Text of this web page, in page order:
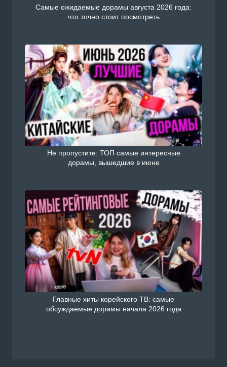
Самые ожидаемые дорамы августа 2026 года:
что точно стоит посмотреть
Не пропустите: ТОП самые интересные
дорамы, вышедшие в июне
Главные хиты корейского ТВ: самые
обсуждаемые дорамы начала 2026 года